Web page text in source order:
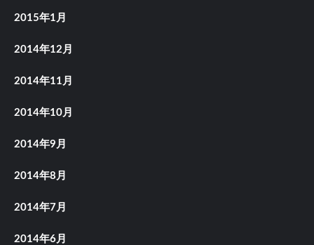
2015年1月
2014年12月
2014年11月
2014年10月
2014年9月
2014年8月
2014年7月
2014年6月